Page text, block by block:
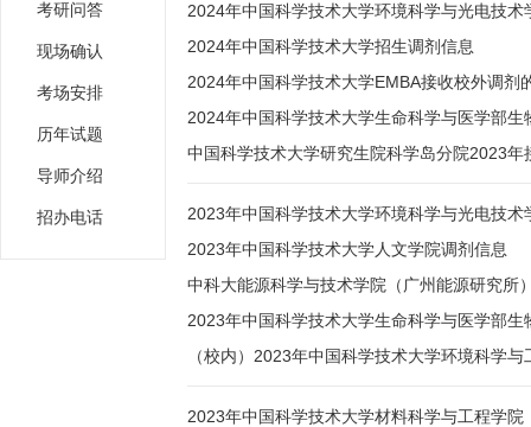
考研问答
现场确认
考场安排
历年试题
导师介绍
招办电话
2024年中国科学技术大学环境科学与光电技术
2024年中国科学技术大学招生调剂信息
2024年中国科学技术大学EMBA接收校外调剂
2024年中国科学技术大学生命科学与医学部
中国科学技术大学研究生院科学岛分院2023
2023年中国科学技术大学环境科学与光电技
2023年中国科学技术大学人文学院调剂信息
中科大能源科学与技术学院（广州能源研究所
2023年中国科学技术大学生命科学与医学部
（校内）2023年中国科学技术大学环境科学
2023年中国科学技术大学材料科学与工程学